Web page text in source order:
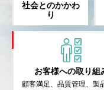
社会とのかかわ
り
お客様への取り組
顧客満足、品質管理、製